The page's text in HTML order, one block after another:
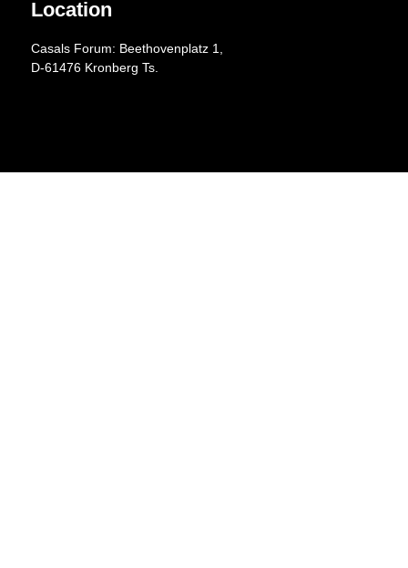
Location
Casals Forum: Beethovenplatz 1,
D-61476 Kronberg Ts.